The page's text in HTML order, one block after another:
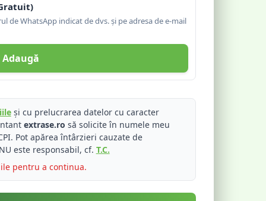
de WhatsApp indicat de dvs. și pe adresa de e-mail
Adaugă
și cu prelucrarea datelor cu caracter
extrase.ro să solicite în numele meu
Pot apărea întârzieri cauzate de
este responsabil, cf. T.C.
pentru a continua.